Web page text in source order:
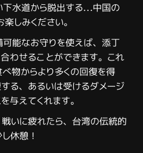
下水道から脱出する…中国の
しみください。
能なお守りを使えば、添丁
わせるこ とができます。これ
物からより多くの回復を得
る、あるいは受けるダメージ
与えてくれます。
いに疲れたら、台湾の伝統的
休憩！